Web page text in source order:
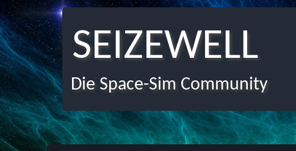
SEIZEWELL
Die Space-Sim Community